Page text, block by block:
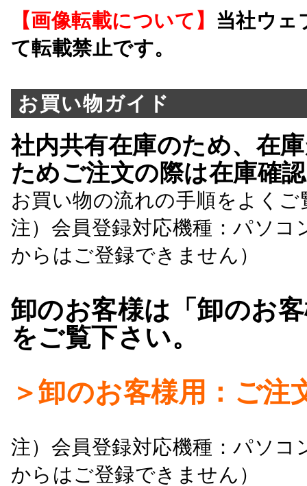
【画像転載について】 当社ウェ
て転載禁止です。
お買い物ガイド
社内共有在庫のため、在
ためご注文の際は在庫確
お買い物の流れの手順をよくご
注）会員登録対応機種：パソ
からはご登録できません）
卸のお客様は「卸のお
をご覧下さい。
＞卸のお客様用：ご注
注）会員登録対応機種：パソ
からはご登録できません）